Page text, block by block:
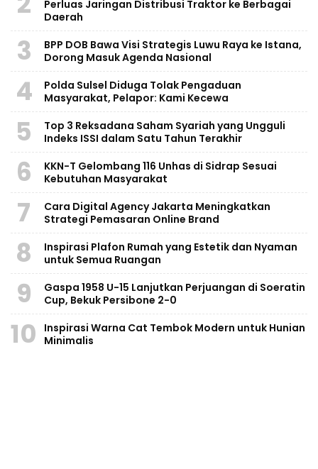
Perluas Jaringan Distribusi Traktor ke Berbagai
Daerah
3
BPP DOB Bawa Visi Strategis Luwu Raya ke Istana,
Dorong Masuk Agenda Nasional
4
Polda Sulsel Diduga Tolak Pengaduan
Masyarakat, Pelapor: Kami Kecewa
5
Top 3 Reksadana Saham Syariah yang Ungguli
Indeks ISSI dalam Satu Tahun Terakhir
6
KKN-T Gelombang 116 Unhas di Sidrap Sesuai
Kebutuhan Masyarakat
7
Cara Digital Agency Jakarta Meningkatkan
Strategi Pemasaran Online Brand
8
Inspirasi Plafon Rumah yang Estetik dan Nyaman
untuk Semua Ruangan
9
Gaspa 1958 U-15 Lanjutkan Perjuangan di Soeratin
Cup, Bekuk Persibone 2-0
10
Inspirasi Warna Cat Tembok Modern untuk Hunian
Minimalis